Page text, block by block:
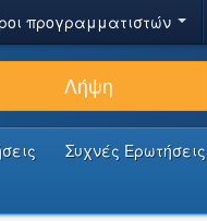
προγραμματιστών
Λήψη
Συχνές Ερωτήσεις